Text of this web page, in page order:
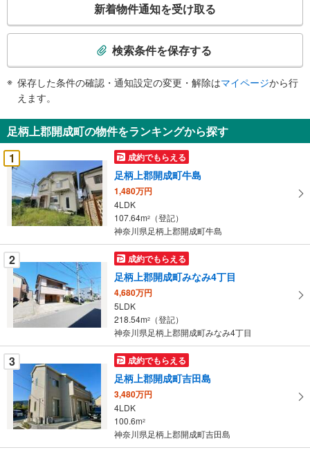
検
知
を
受
け
取
る
・
条
件
を
マ
イ
ペ
ー
に
保
す
る
新着物件通知を受け取る
検索条件を保存する
保存した条件の確認・通知設定の変更・解除はマイページから行
えます。
足柄上郡開成町の物件をランキングから探す
1
成約でもらえる
足柄上郡開成町牛島
1,480万円
4LDK
107.64m2
（登記）
神奈川県足柄上郡開成町牛島
2 成約でもらえる
足柄上郡開成町みなみ4丁目
4,680万円
5LDK
218.54m2
（登記）
神奈川県足柄上郡開成町みなみ4丁目
3 成約でもらえる
足柄上郡開成町吉田島
3,480万円
4LDK
100.6m2
神奈川県足柄上郡開成町吉田島